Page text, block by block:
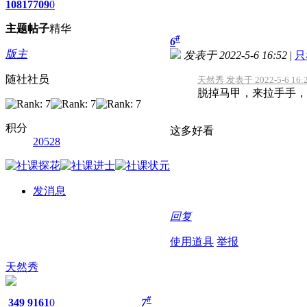
1081
主题
7709
帖子
0
精华
版主
随社社员
积分
20528
发消息
6#
发表于 2022-5-6 16:52 |
天然秀 发表于 2022-5-6
脱掉马甲，来拉手手
这多好看
回复
使用道具 举报
天然秀
349 91610 7#